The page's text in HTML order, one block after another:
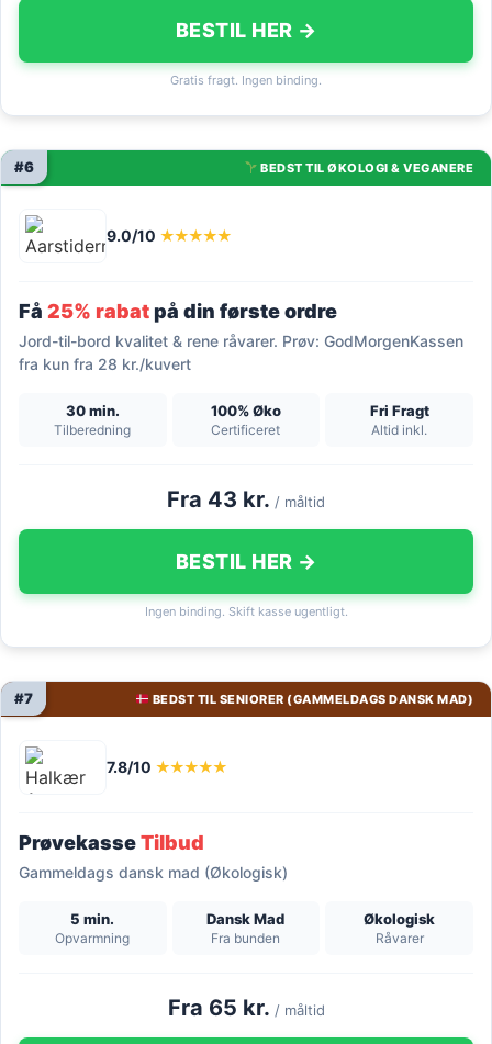
BESTIL HER →
Gratis fragt. Ingen binding.
BEDST TIL ØKOLOGI & VEGANERE
#6
9.0/10 ★★★★★
Få 25% rabatpå din første ordre
Jord-til-bord kvalitet & rene råvarer. Prøv: GodMorgenKassen
fra kun fra 28 kr./kuvert
30 min.
Tilberedning
100% Øko
Certificeret
Fri Fragt
Altid inkl.
Fra 43 kr. / måltid
BESTIL HER →
Ingen binding. Skift kasse ugentligt.
BEDST TIL SENIORER (GAMMELDAGS DANSK MAD)
#7
7.8/10 ★★★★★
PrøvekasseTilbud
Gammeldags dansk mad (Økologisk)
5 min.
Opvarmning
Dansk Mad
Fra bunden
Økologisk
Råvarer
Fra 65 kr. / måltid